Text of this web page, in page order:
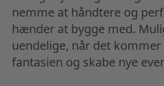
nemme at håndtere og
hænder at bygge med.
uendelige, når det
fantasien og skabe nye